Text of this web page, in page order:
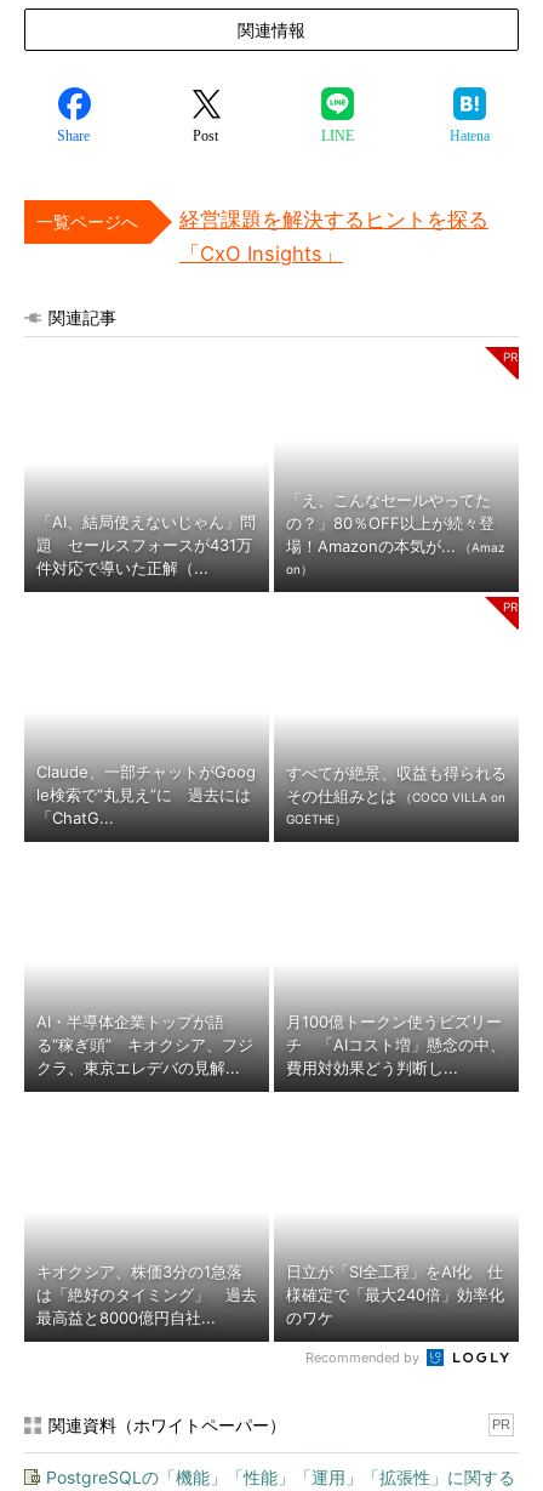
関連情報
Share Post LINE Hatena
一覧ページへ
経営課題を解決するヒントを探る
「CxO Insights」
関連記事
「AI、結局使えないじゃん」問
題 セールスフォースが431万
件対応で導いた正解（...
「え、こんなセールやってた
の？」80％OFF以上が続々登
場！Amazonの本気が...
（Amaz
on）
Claude、一部チャットがGoog
le検索で“丸見え”に 過去には
「ChatG...
すべてが絶景、収益も得られる
その仕組みとは
（COCO VILLA on
GOETHE）
AI・半導体企業トップが語
る“稼ぎ頭” キオクシア、フジ
クラ、東京エレデバの見解...
月100億トークン使うビズリー
チ 「AIコスト増」懸念の中、
費用対効果どう判断し...
キオクシア、株価3分の1急落
は「絶好のタイミング」 過去
最高益と8000億円自社...
日立が「SI全工程」をAI化 仕
様確定で「最大240倍」効率化
のワケ
Recommended by
関連資料（ホワイトペーパー） PR
PostgreSQLの「機能」「性能」「運用」「拡張性」に関する